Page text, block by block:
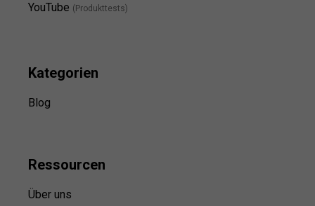
YouTube (Produkttests)
Kategorien
Blog
Ressourcen
Über uns